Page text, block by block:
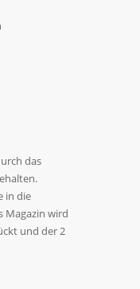
das
in die
Magazin wird
und der 2